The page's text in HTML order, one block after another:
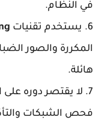
في النظام.
6. يستخدم تقنيات
المكررة والصور
هائلة.
7. لا يقتصر دوره على التنظيف، بل يعزز
فحص الشبكات